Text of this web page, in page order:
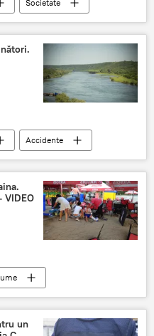
Societate
rutier
Accidente
Nistru
un